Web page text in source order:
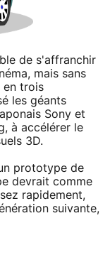
de s'affranchir
mais sans
en trois
les géants
Sony et
à accélérer le
3D.
prototype de
devrait comme
rapidement,
suivante,